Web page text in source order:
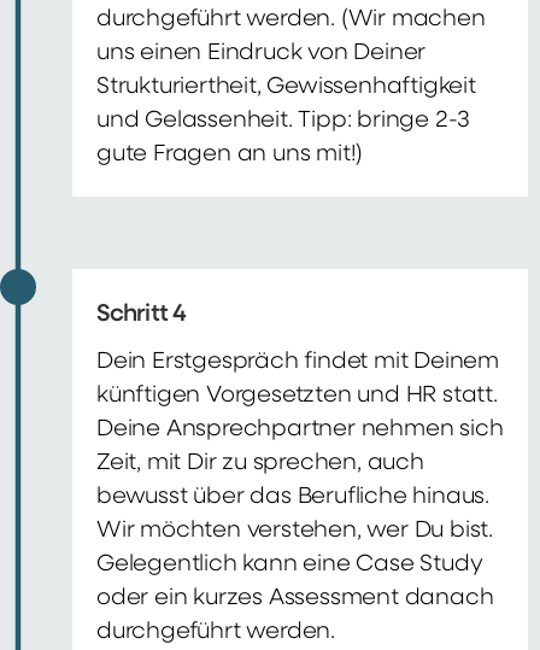
durchgeführt werden. (Wir machen
uns einen Eindruck von Deiner
Strukturiertheit, Gewissenhaftigkeit
und Gelassenheit. Tipp: bringe 2-3
gute Fragen an uns mit!)
Schritt 4
Dein Erstgespräch findet mit Deinem
künftigen Vorgesetzten und HR statt.
Deine Ansprechpartner nehmen sich
Zeit, mit Dir zu sprechen, auch
bewusst über das Berufliche hinaus.
Wir möchten verstehen, wer Du bist.
Gelegentlich kann eine Case Study
oder ein kurzes Assessment danach
durchgeführt werden.